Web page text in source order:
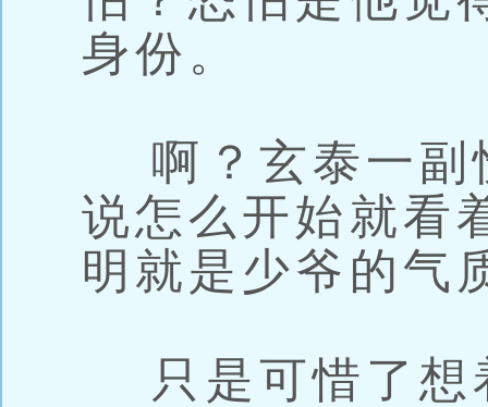
身份。
啊？玄泰一副
说怎么开始就看
明就是少爷的气
只是可惜了想